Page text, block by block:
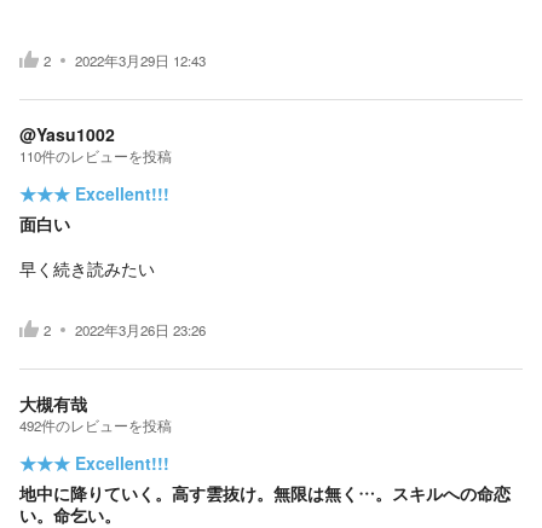
2 2022年3月29日 12:43
@Yasu1002
110件のレビューを投稿
★★★ Excellent!!!
面白い
早く続き読みたい
2 2022年3月26日 23:26
大槻有哉
492件のレビューを投稿
★★★ Excellent!!!
地中に降りていく。高す雲抜け。無限は無く…。スキルへの命恋
い。命乞い。